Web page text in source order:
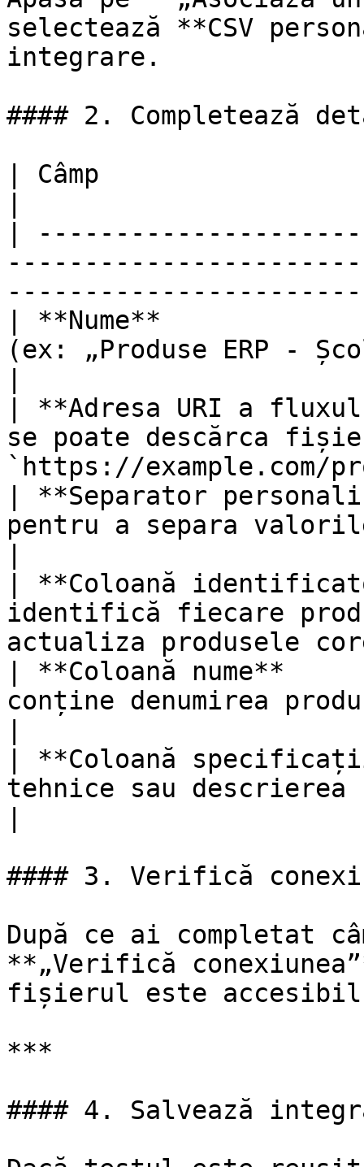
selectează **CSV
integrare.
#### 2. Completează
| Câmp
|
| **Nume**
(ex: „Produse ERP -
| **Adresa URI a
se poate descărca
`https://
| **Separator
pentru a separa
| **Coloană
identifică fiecare
actualiza produsele
| **Coloană nume**
conține denumirea
| **Coloană
tehnice sau descrierea
#### 3. Verifică
După ce ai completat
**„Verifică
fișierul este
***
#### 4. Salvează